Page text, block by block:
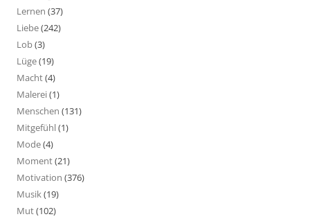
Lernen (37)
Liebe(242)
Lob(3)
Lüge(19)
Macht(4)
Malerei(1)
Menschen (131)
Mitgefühl(1)
Mode(4)
Moment(21)
Motivation (376)
Musik(19)
Mut(102)